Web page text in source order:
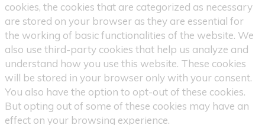
cookies, the cookies that are categorized as necessary
are stored on your browser as they are essential for
the working of basic functionalities of the website. We
also use third-party cookies that help us analyze and
understand how you use this website. These cookies
will be stored in your browser only with your consent.
You also have the option to opt-out of these cookies.
But opting out of some of these cookies may have an
effect on your browsing experience.